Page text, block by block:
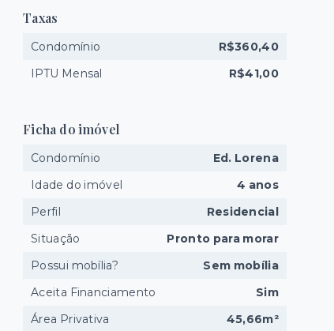
Taxas
Condomínio
R$360,40
IPTU Mensal
R$41,00
Ficha do imóvel
Condomínio
Ed. Lorena
Idade do imóvel
4 anos
Perfil
Residencial
Situação
Pronto para morar
Possui mobília?
Sem mobília
Aceita Financiamento
Sim
Área Privativa
45,66m²